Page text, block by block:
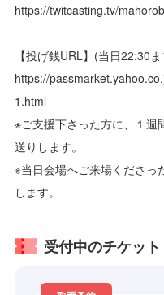
https://twitcasting.tv/
【投げ銭URL】(当日22:30
https://
1.html
※ご支援下さった方に、１週
送りします。
※当日会場へご来場くださっ
します。
受付中のチケット